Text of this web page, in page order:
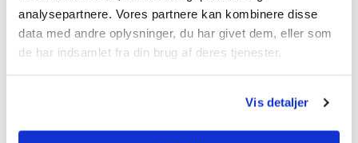
analysepartnere. Vores partnere kan kombinere disse
data med andre oplysninger, du har givet dem, eller som
de har indsamlet fra din brug af deres tjenester.
Vis detaljer
En varmepumpe, der passer godt til Holstebros klima,
vil typisk være mere energieffektiv, hvilket kan
At vælge den rette varmepumpe